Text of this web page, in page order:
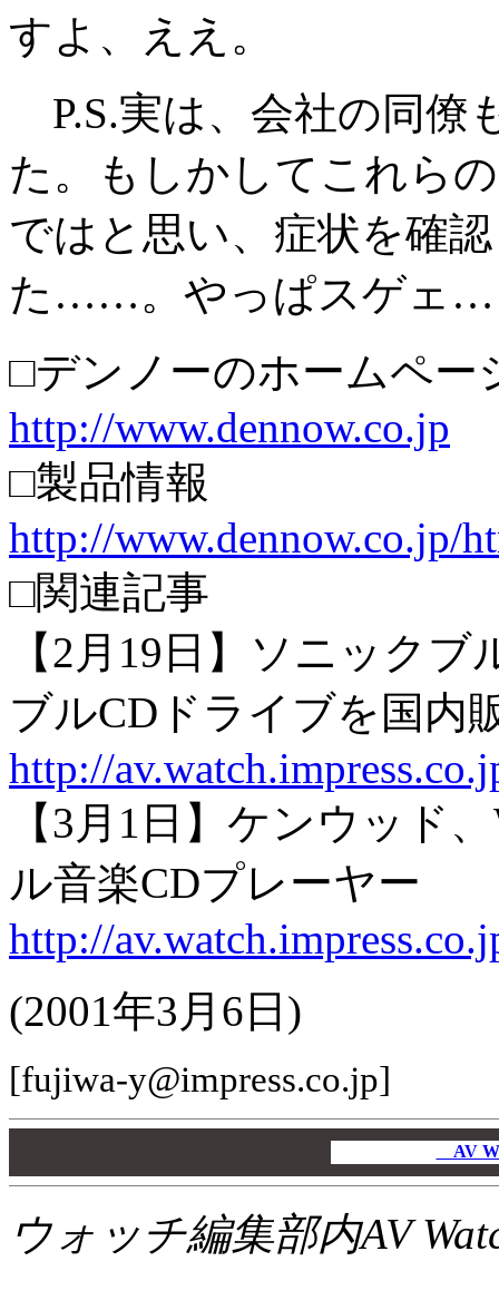
すよ、ええ。
P.S.実は、会社の同僚
た。もしかしてこれら
ではと思い、症状を確
た……。やっぱスゲェ
□デンノーのホームペー
http://www.dennow.co.jp
□製品情報
http://www.dennow.co.jp/
□関連記事
【2月19日】ソニック
ブルCDドライブを国内
http://
【3月1日】ケンウッド
ル音楽CDプレーヤー
http://
(2001年3月6日)
[fujiwa-y@impress.co.jp]
AV
ウォッチ編集部内AV